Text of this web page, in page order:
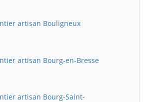
artisan Bouligneux
artisan Bourg-en-Bresse
artisan Bourg-Saint-